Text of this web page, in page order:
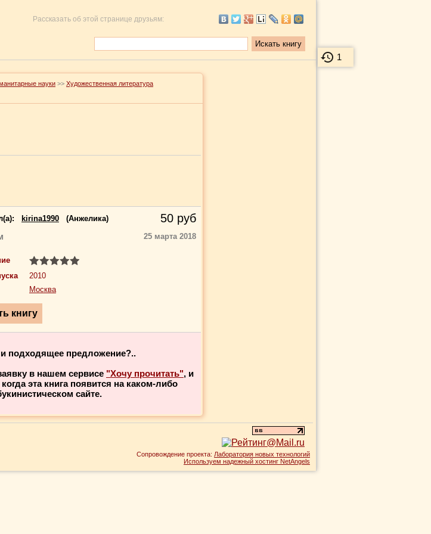
1
Рассказать об этой странице друзьям:
науки >> Художественная литература
kirina1990 (Анжелика) 50 руб
25 марта 2018
2010
Москва
подходящее предложение?..
в нашем сервисе "Хочу прочитать", и
эта книга появится на каком-либо
сайте.
Сопровождение проекта: Лаборатория новых технологий
Используем надежный хостинг NetAngels